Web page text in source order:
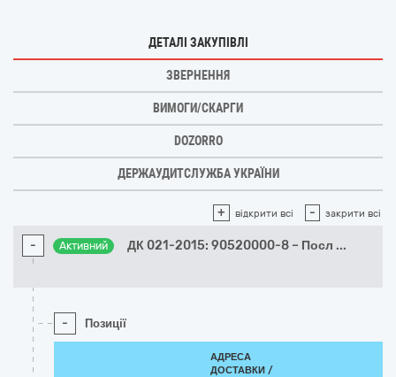
ДЕТАЛІ ЗАКУПІВЛІ
ЗВЕРНЕННЯ
ВИМОГИ/СКАРГИ
DOZORRO
ДЕРЖАУДИТСЛУЖБА УКРАЇНИ
+ відкрити всі - закрити всі
- Активний ДК 021-2015: 90520000-8 – Посл ...
- Позиції
АДРЕСА
ДОСТАВКИ /